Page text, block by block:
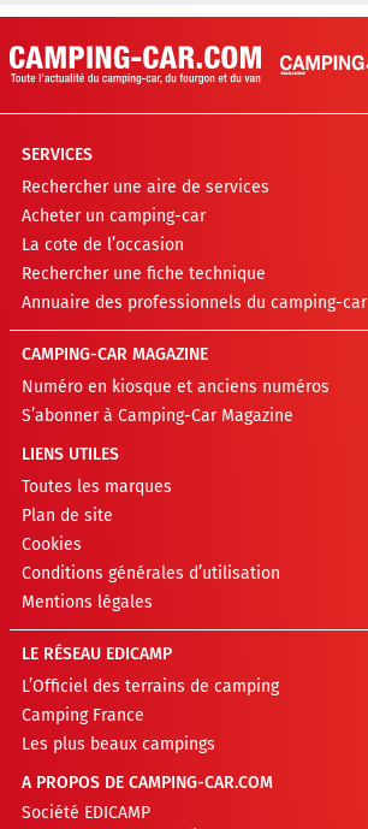
SERVICES
Rechercher une aire de services
Acheter un camping-car
La cote de l’occasion
Rechercher une fiche technique
Annuaire des professionnels du camping-car
CAMPING-CAR MAGAZINE
Numéro en kiosque et anciens numéros
S’abonner à Camping-Car Magazine
LIENS UTILES
Toutes les marques
Plan de site
Cookies
Conditions générales d’utilisation
Mentions légales
LE RÉSEAU EDICAMP
L’Officiel des terrains de camping
Camping France
Les plus beaux campings
A PROPOS DE CAMPING-CAR.COM
Société EDICAMP